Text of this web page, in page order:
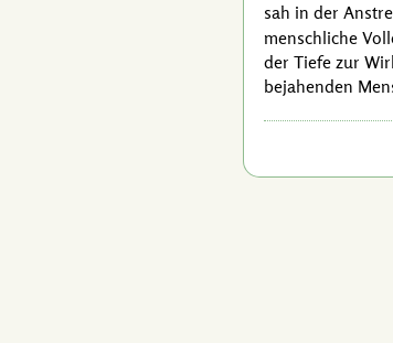
sah in der
menschliche
der Tiefe zur
bejahenden